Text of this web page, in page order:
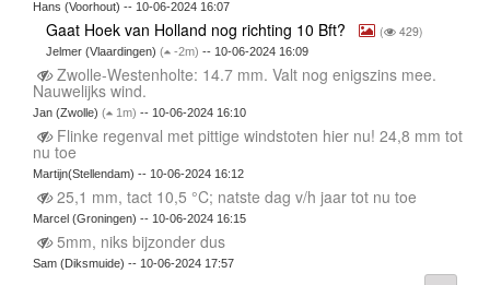
Hans (Voorhout) -- 10-06-2024 16:07
Gaat Hoek van Holland nog richting 10 Bft? ( 429)
Jelmer (Vlaardingen)( -2m) -- 10-06-2024 16:09
Zwolle-Westenholte: 14.7 mm. Valt nog enigszins mee.
Nauwelijks wind.
Jan (Zwolle) ( 1m) -- 10-06-2024 16:10
Flinke regenval met pittige windstoten hier nu! 24,8 mm tot
nu toe
Martijn(Stellendam) -- 10-06-2024 16:12
25,1 mm, tact 10,5 °C; natste dag v/h jaar tot nu toe
Marcel (Groningen) -- 10-06-2024 16:15
5mm, niks bijzonder dus
Sam (Diksmuide) -- 10-06-2024 17:57